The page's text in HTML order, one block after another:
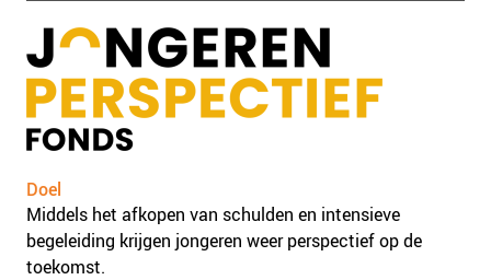
Doel
Middels het afkopen van schulden en intensieve
begeleiding krijgen jongeren weer perspectief op de
toekomst.